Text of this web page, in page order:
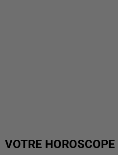
VOTRE HOROSCOPE